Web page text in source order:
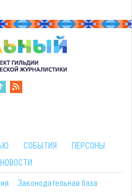
СОБЫТИЯ
ПЕРСОНЫ
НОВОСТИ
Законодательная база